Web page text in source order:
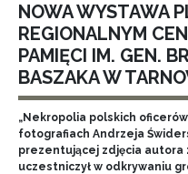
NOWA WYSTAWA
REGIONALNYM
PAMIĘCI IM. GEN.
BASZAKA W
„Nekropolia polskich
fotografiach Andrzeja
prezentującej zdjęcia autora
uczestniczył w odkrywaniu